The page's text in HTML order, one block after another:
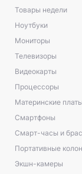
Товары недели
Ноутбуки
Мониторы
Телевизоры
Видеокарты
Процессоры
Материнские платы
Смартфоны
Смарт-часы и
Портативные
Экшн-камеры